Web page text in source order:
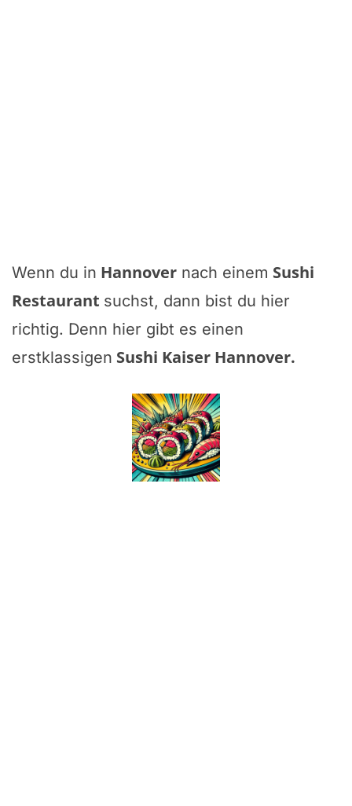
Wenn du in Hannover nach einem Sushi
Restaurant suchst, dann bist du hier
richtig. Denn hier gibt es einen
erstklassigen Sushi Kaiser Hannover.